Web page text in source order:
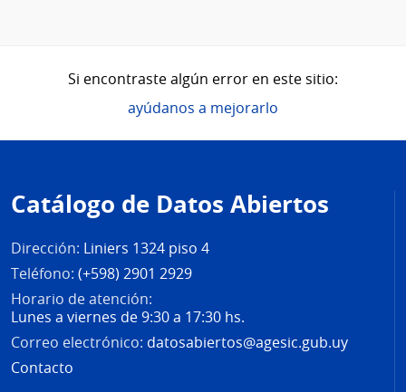
Si encontraste algún error en este sitio:
ayúdanos a mejorarlo
de
página
Catálogo de Datos Abiertos
Dirección: Liniers 1324 piso 4
Teléfono: (+598) 2901 2929
Horario de atención:
Lunes a viernes de 9:30 a 17:30 hs.
Correo electrónico: datosabiertos@agesic.gub.uy
Contacto